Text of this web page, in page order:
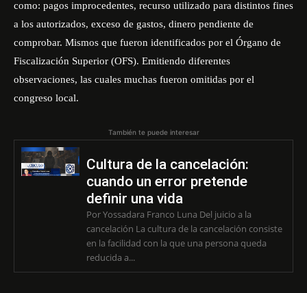
como: pagos improcedentes, recurso utilizado para distintos fines
a los autorizados, exceso de gastos, dinero pendiente de
comprobar. Mismos que fueron identificados por el Órgano de
Fiscalización Superior (OFS). Emitiendo diferentes
observaciones, las cuales muchas fueron omitidas por el
congreso local.
También te puede interesar
Cultura de la cancelación:
cuando un error pretende
definir una vida
Por Yossadara Franco Luna Del juicio a la
cancelación La cultura de la cancelación consiste
en la facilidad con la que una persona queda
reducida a...